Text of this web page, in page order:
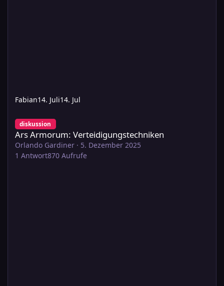
Fabian14. Juli14. Jul
diskussion
Ars Armorum: Verteidigungstechniken
Orlando Gardiner · 5. Dezember 2025
1 Antwort870 Aufrufe